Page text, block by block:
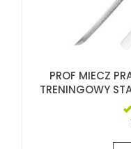
PROF MIECZ
TRENINGOWY